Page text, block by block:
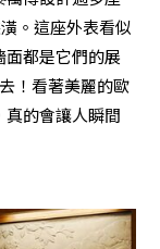
。這座外表看似
面都是它們的展
！看著美麗的歐
的會讓人瞬間